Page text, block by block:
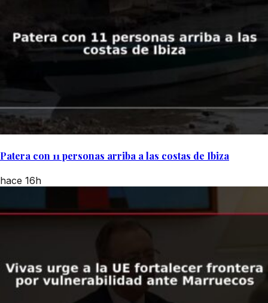
Patera con 11 personas arriba a las costas de Ibiza
hace 16h